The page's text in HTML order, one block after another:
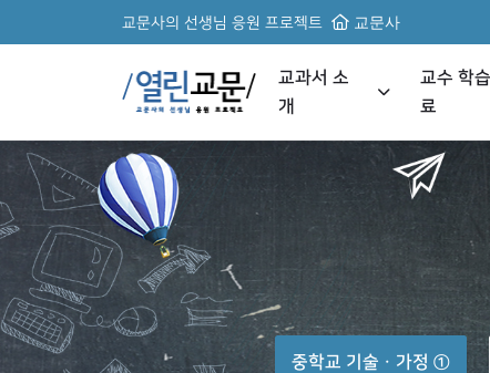
교문사의 선생님 응원 프로젝트 교문사
교과서 소
개
교수 학
료
중학교 기술ㆍ가정 ①